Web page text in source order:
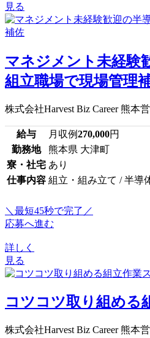
見る
マネジメント未経験
組立職場で現場管理
株式会社Harvest Biz Career 熊本
給与 月収例270,000円
勤務地
熊本県 大津町
寮・社宅 あり
仕事内容 組立・組み立て / 半導
＼最短45秒で完了／
応募へ進む
詳しく
見る
コツコツ取り組める
株式会社Harvest Biz Career 熊本